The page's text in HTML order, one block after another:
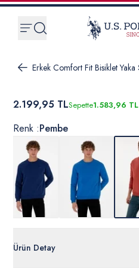
2.199,95 TLSepette1.583,96 TL
Renk :Pembe
Ürün Detay